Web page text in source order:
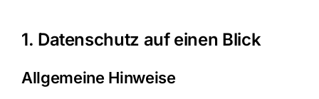
1. Datenschutz auf einen Blick
Allgemeine Hinweise